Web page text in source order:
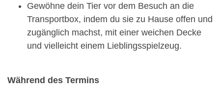
Gewöhne dein Tier vor dem Besuch an die
Transportbox, indem du sie zu Hause offen und
zugänglich machst, mit einer weichen Decke
und vielleicht einem Lieblingsspielzeug.
Während des Termins